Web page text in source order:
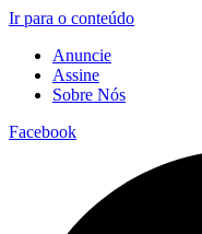
Ir para o conteúdo
Anuncie
Assine
Sobre Nós
Facebook